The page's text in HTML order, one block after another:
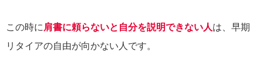
この時に 肩書に頼らないと自分を説明できない人は、早期
リタイアの自由が向かない人です。